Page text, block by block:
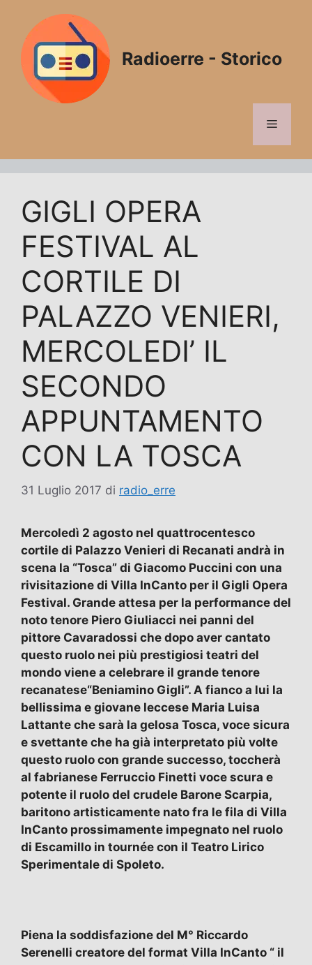
contenuto
Radioerre - Storico
Menu
GIGLI OPERA
FESTIVAL AL
CORTILE DI
PALAZZO VENIERI,
MERCOLEDI’ IL
SECONDO
APPUNTAMENTO
CON LA TOSCA
31 Luglio 2017 di radio_erre
Mercoledì 2 agosto nel quattrocentesco
cortile di Palazzo Venieri di Recanati andrà in
scena la “Tosca” di Giacomo Puccini con una
rivisitazione di Villa InCanto per il Gigli Opera
Festival. Grande attesa per la performance del
noto tenore Piero Giuliacci nei panni del
pittore Cavaradossi che dopo aver cantato
questo ruolo nei più prestigiosi teatri del
mondo viene a celebrare il grande tenore
recanatese“Beniamino Gigli”. A fianco a lui la
bellissima e giovane leccese Maria Luisa
Lattante che sarà la gelosa Tosca, voce sicura
e svettante che ha già interpretato più volte
questo ruolo con grande successo, toccherà
al fabrianese Ferruccio Finetti voce scura e
potente il ruolo del crudele Barone Scarpia,
baritono artisticamente nato fra le fila di Villa
InCanto prossimamente impegnato nel ruolo
di Escamillo in tournée con il Teatro Lirico
Sperimentale di Spoleto.
Piena la soddisfazione del M° Riccardo
Serenelli creatore del format Villa InCanto “ il